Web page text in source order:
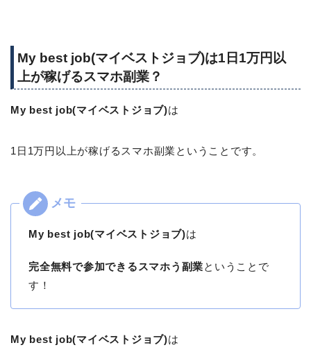
My best job(マイベストジョブ)は1日1万円以
上が稼げるスマホ副業？
My best job(マイベストジョブ)は
1日1万円以上が稼げるスマホ副業ということです。
My best job(マイベストジョブ)は
完全無料で参加できるスマホう副業ということで
す！
My best job(マイベストジョブ)は